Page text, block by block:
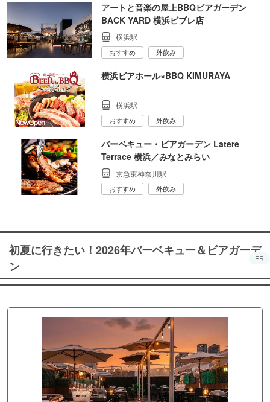
アートと音楽の屋上BBQビアガーデン
BACK YARD 横浜ビブレ店
横浜駅
おすすめ 外飲み
横浜ビアホール×BBQ KIMURAYA
横浜駅
おすすめ 外飲み
バーベキュー・ビアガーデン Latere
Terrace 横浜／みなとみらい
京急東神奈川駅
おすすめ 外飲み
初夏に行きたい！2026年バーベキュー＆ビアガーデ
ン
PR